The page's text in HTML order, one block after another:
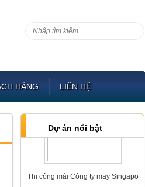
HÀNG LIÊN HỆ
Dự án nổi bật
Hải Phòng năm 2018
Thi công mái Công ty may Singapo
tại Việt Nam